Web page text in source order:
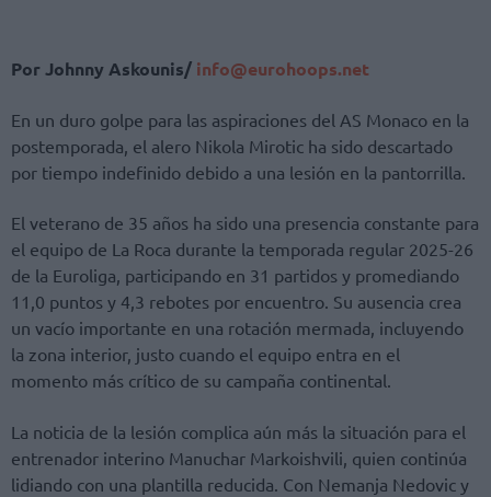
Por Johnny Askounis/ info@eurohoops.net
En un duro golpe para las aspiraciones del AS Monaco en la
postemporada, el alero Nikola Mirotic ha sido descartado
por tiempo indefinido debido a una lesión en la pantorrilla.
El veterano de 35 años ha sido una presencia constante para
el equipo de La Roca durante la temporada regular 2025-26
de la Euroliga, participando en 31 partidos y promediando
11,0 puntos y 4,3 rebotes por encuentro. Su ausencia crea
un vacío importante en una rotación mermada, incluyendo
la zona interior, justo cuando el equipo entra en el
momento más crítico de su campaña continental.
La noticia de la lesión complica aún más la situación para el
entrenador interino Manuchar Markoishvili, quien continúa
lidiando con una plantilla reducida. Con Nemanja Nedovic y